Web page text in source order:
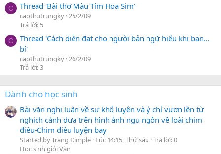
C Thread 'Bài thơ Màu Tím Hoa Sim'
caothutrungky 25/2/09
Trả lời: 5
C
Thread 'Cách diễn đạt cho người bản ngữ hiểu khi bạn…
bí'
caothutrungky 26/2/09
Trả lời: 3
Dành cho học sinh
Bài văn nghị luận về sự khổ luyện và ý chí vươn lên từ
nghịch cảnh dựa trên hình ảnh ngụ ngôn về loài chim
điêu-Chim điêu luyện bay
Started by Trang Dimple Lúc 14:15, Thứ sáu Trả lời: 0
Học sinh giỏi Văn